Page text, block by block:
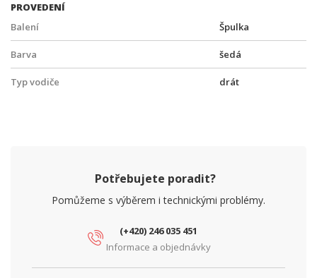
PROVEDENÍ
Balení
Špulka
Barva šedá
Typ vodiče drát
Potřebujete poradit?
Pomůžeme s výběrem i technickými problémy.
(+420) 246 035 451
Informace a objednávky